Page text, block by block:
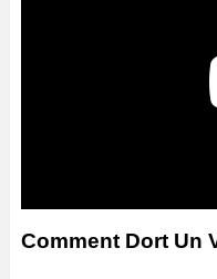
Comment Dort Un